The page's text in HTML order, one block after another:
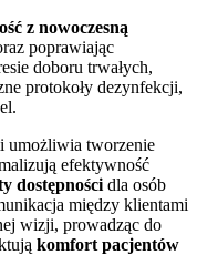
z nowoczesną
poprawiając
doboru trwałych,
protokoły dezynfekcji,
umożliwia tworzenie
efektywność
dostępności dla osób
między klientami
wizji, prowadząc do
komfort pacjentów